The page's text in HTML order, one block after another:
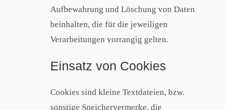
Aufbewahrung und Löschung von Daten
beinhalten, die für die jeweiligen
Verarbeitungen vorrangig gelten.
Einsatz von Cookies
Cookies sind kleine Textdateien, bzw.
sonstige Speichervermerke, die